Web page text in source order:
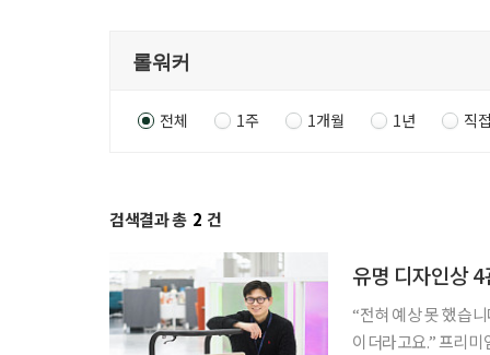
전체 1주 1개월 1년 직
검색결과 총 2 건
유명 디자인상
“전혀 예상 못 했습
이더라고요.” 프리